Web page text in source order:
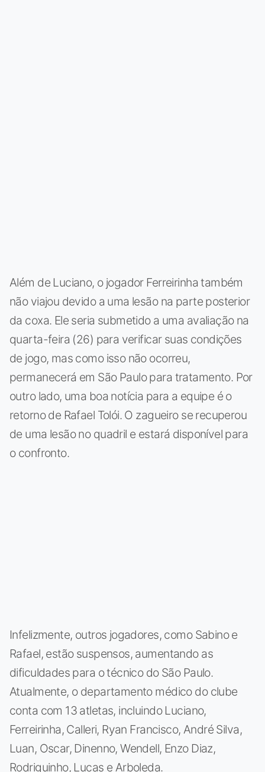
Além de Luciano, o jogador Ferreirinha também
não viajou devido a uma lesão na parte posterior
da coxa. Ele seria submetido a uma avaliação na
quarta-feira (26) para verificar suas condições
de jogo, mas como isso não ocorreu,
permanecerá em São Paulo para tratamento. Por
outro lado, uma boa notícia para a equipe é o
retorno de Rafael Tolói. O zagueiro se recuperou
de uma lesão no quadril e estará disponível para
o confronto.
Infelizmente, outros jogadores, como Sabino e
Rafael, estão suspensos, aumentando as
dificuldades para o técnico do São Paulo.
Atualmente, o departamento médico do clube
conta com 13 atletas, incluindo Luciano,
Ferreirinha, Calleri, Ryan Francisco, André Silva,
Luan, Oscar, Dinenno, Wendell, Enzo Diaz,
Rodriguinho, Lucas e Arboleda.